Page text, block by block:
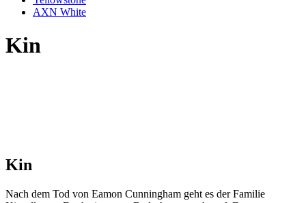
AXN White
Kin
Kin
Nach dem Tod von Eamon Cunningham geht es der Familie